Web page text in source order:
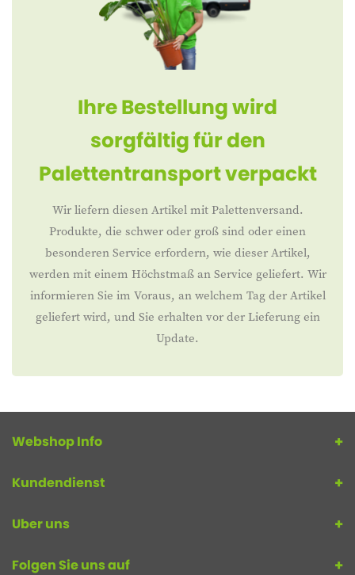
Ihre Bestellung wird
sorgfältig für den
Palettentransport verpackt
Wir liefern diesen Artikel mit Palettenversand.
Produkte, die schwer oder groß sind oder einen
besonderen Service erfordern, wie dieser Artikel,
werden mit einem Höchstmaß an Service geliefert. Wir
informieren Sie im Voraus, an welchem Tag der Artikel
geliefert wird, und Sie erhalten vor der Lieferung ein
Update.
Webshop Info
Kundendienst
Uber uns
Folgen Sie uns auf